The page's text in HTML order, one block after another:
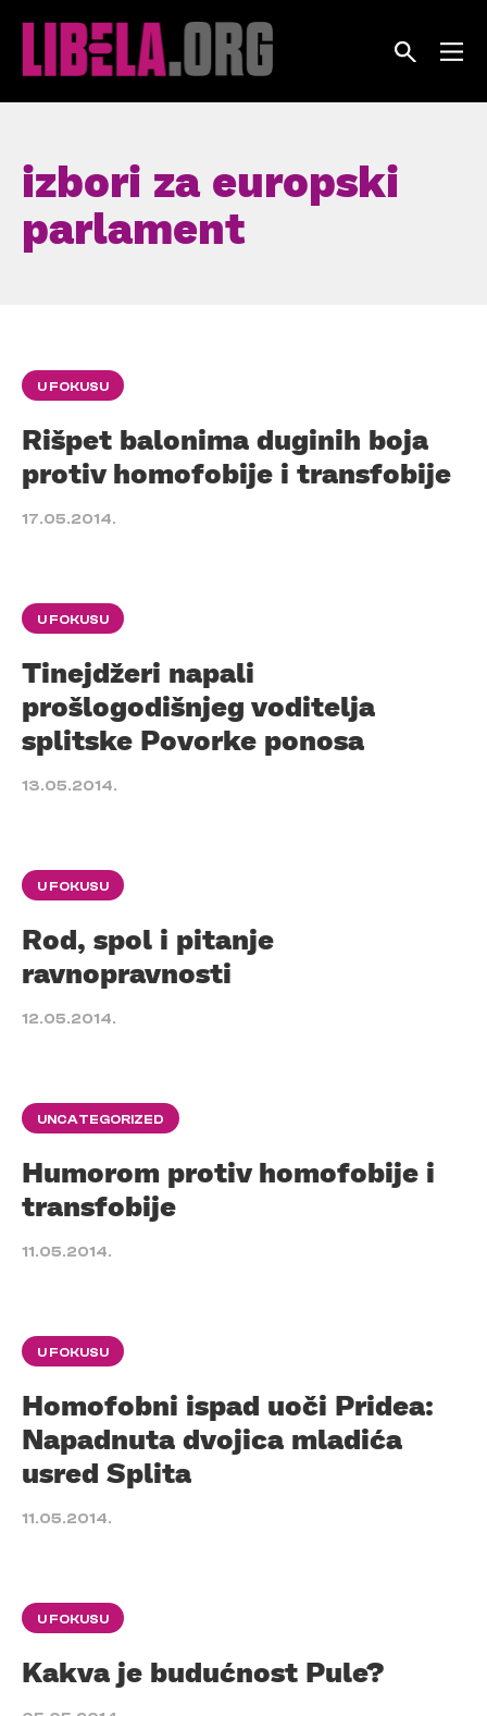
izbori za europski
parlament
U FOKUSU
Rišpet balonima duginih boja
protiv homofobije i transfobije
17.05.2014.
U FOKUSU
Tinejdžeri napali
prošlogodišnjeg voditelja
splitske Povorke ponosa
13.05.2014.
U FOKUSU
Rod, spol i pitanje
ravnopravnosti
12.05.2014.
UNCATEGORIZED
Humorom protiv homofobije i
transfobije
11.05.2014.
U FOKUSU
Homofobni ispad uoči Pridea:
Napadnuta dvojica mladića
usred Splita
11.05.2014.
U FOKUSU
Kakva je budućnost Pule?